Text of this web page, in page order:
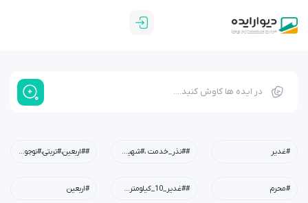
#غدیر ##نذر_خدمت ،#شهیدابراهیم_رئیسی،#شهید_خدمت،#معلم،#دبستان،#چله_خدمت ##اربعین،#تربتی،#نوجوان،#امید،#کربلا،#خانواده،#فرهنگی
#محرم ##غدیر_10_کیلومتری،#عید_غدیر،#کودکان،#نوجوانان،#جوانان،#محله،#خانوادگی،#مسجد،#امام_علی(ع) #اربعین